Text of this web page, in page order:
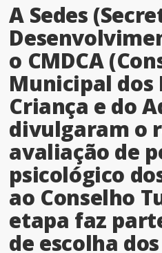
A Sedes
o CMDCA
Municipal dos
Criança e do
divulgaram o
avaliação de
psicológico
ao Conselho
etapa faz
de escolha